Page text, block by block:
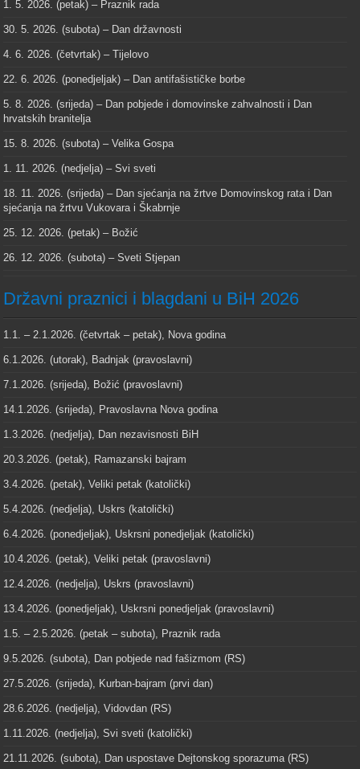
1. 5. 2026. (petak) – Praznik rada
30. 5. 2026. (subota) – Dan državnosti
4. 6. 2026. (četvrtak) – Tijelovo
22. 6. 2026. (ponedjeljak) – Dan antifašističke borbe
5. 8. 2026. (srijeda) – Dan pobjede i domovinske zahvalnosti i Dan
hrvatskih branitelja
15. 8. 2026. (subota) – Velika Gospa
1. 11. 2026. (nedjelja) – Svi sveti
18. 11. 2026. (srijeda) – Dan sjećanja na žrtve Domovinskog rata i Dan
sjećanja na žrtvu Vukovara i Škabrnje
25. 12. 2026. (petak) – Božić
26. 12. 2026. (subota) – Sveti Stjepan
Državni praznici i blagdani u BiH 2026
1.1. – 2.1.2026. (četvrtak – petak), Nova godina
6.1.2026. (utorak), Badnjak (pravoslavni)
7.1.2026. (srijeda), Božić (pravoslavni)
14.1.2026. (srijeda), Pravoslavna Nova godina
1.3.2026. (nedjelja), Dan nezavisnosti BiH
20.3.2026. (petak), Ramazanski bajram
3.4.2026. (petak), Veliki petak (katolički)
5.4.2026. (nedjelja), Uskrs (katolički)
6.4.2026. (ponedjeljak), Uskrsni ponedjeljak (katolički)
10.4.2026. (petak), Veliki petak (pravoslavni)
12.4.2026. (nedjelja), Uskrs (pravoslavni)
13.4.2026. (ponedjeljak), Uskrsni ponedjeljak (pravoslavni)
1.5. – 2.5.2026. (petak – subota), Praznik rada
9.5.2026. (subota), Dan pobjede nad fašizmom (RS)
27.5.2026. (srijeda), Kurban-bajram (prvi dan)
28.6.2026. (nedjelja), Vidovdan (RS)
1.11.2026. (nedjelja), Svi sveti (katolički)
21.11.2026. (subota), Dan uspostave Dejtonskog sporazuma (RS)